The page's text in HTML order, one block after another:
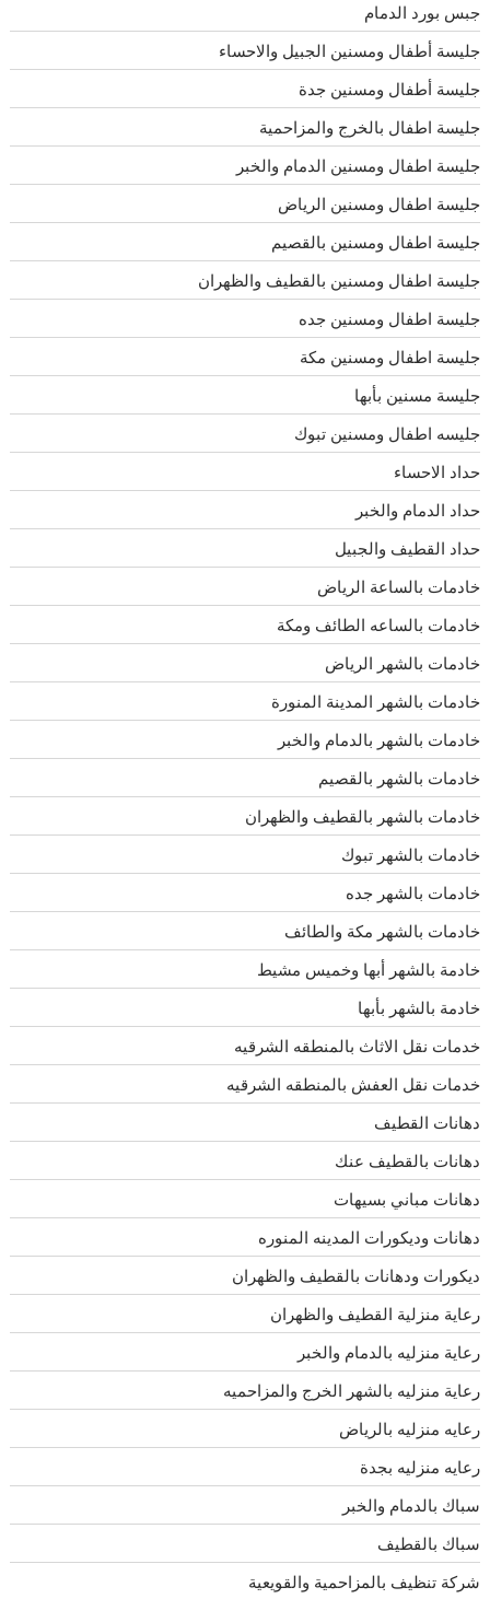
جبس بورد الدمام
جليسة أطفال ومسنين الجبيل والاحساء
جليسة أطفال ومسنين جدة
جليسة اطفال بالخرج والمزاحمية
جليسة اطفال ومسنين الدمام والخبر
جليسة اطفال ومسنين الرياض
جليسة اطفال ومسنين بالقصيم
جليسة اطفال ومسنين بالقطيف والظهران
جليسة اطفال ومسنين جده
جليسة اطفال ومسنين مكة
جليسة مسنين بأبها
جليسه اطفال ومسنين تبوك
حداد الاحساء
حداد الدمام والخبر
حداد القطيف والجبيل
خادمات بالساعة الرياض
خادمات بالساعه الطائف ومكة
خادمات بالشهر الرياض
خادمات بالشهر المدينة المنورة
خادمات بالشهر بالدمام والخبر
خادمات بالشهر بالقصيم
خادمات بالشهر بالقطيف والظهران
خادمات بالشهر تبوك
خادمات بالشهر جده
خادمات بالشهر مكة والطائف
خادمة بالشهر أبها وخميس مشيط
خادمة بالشهر بأبها
خدمات نقل الاثاث بالمنطقه الشرقيه
خدمات نقل العفش بالمنطقه الشرقيه
دهانات القطيف
دهانات بالقطيف عنك
دهانات مباني بسيهات
دهانات وديكورات المدينه المنوره
ديكورات ودهانات بالقطيف والظهران
رعاية منزلية القطيف والظهران
رعاية منزليه بالدمام والخبر
رعاية منزليه بالشهر الخرج والمزاحميه
رعايه منزليه بالرياض
رعايه منزليه بجدة
سباك بالدمام والخبر
سباك بالقطيف
شركة تنظيف بالمزاحمية والقويعية